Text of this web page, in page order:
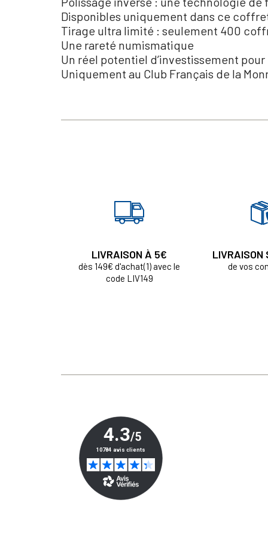
Disponibles uniquement dans ce
Tirage ultra limité : seulement 400
Une rareté numismatique
Un réel potentiel d’investissement
Uniquement au Club Français de la
LIVRAISON À 5€
dès 149€ d'achat(1) avec le
code LIV149
LIVRAISON
de vos